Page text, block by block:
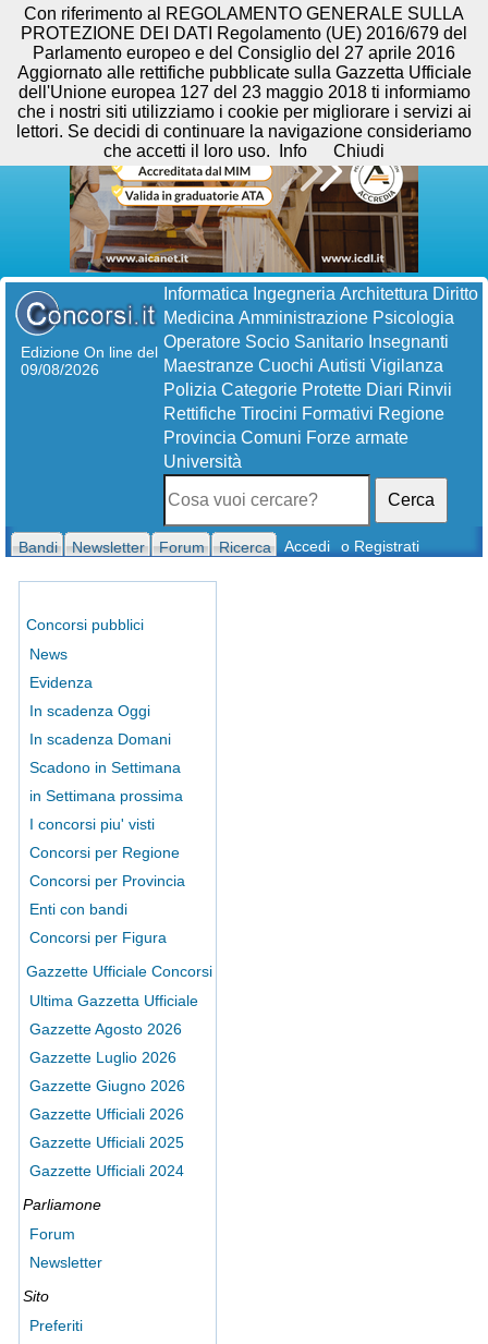
Edizione On line del
09/08/2026
Informatica Ingegneria Architettura Diritto
Medicina Amministrazione Psicologia
Operatore Socio Sanitario Insegnanti
Maestranze Cuochi Autisti Vigilanza
Polizia Categorie Protette Diari Rinvii
Rettifiche Tirocini Formativi Regione
Provincia Comuni Forze armate
Università
Cerca
Bandi Newsletter Forum Ricerca Accedi o Registrati
Concorsi pubblici
News
Evidenza
In scadenza Oggi
In scadenza Domani
Scadono in Settimana
in Settimana prossima
I concorsi piu' visti
Concorsi per Regione
Concorsi per Provincia
Enti con bandi
Concorsi per Figura
Gazzette Ufficiale Concorsi
Ultima Gazzetta Ufficiale
Gazzette Agosto 2026
Gazzette Luglio 2026
Gazzette Giugno 2026
Gazzette Ufficiali 2026
Gazzette Ufficiali 2025
Gazzette Ufficiali 2024
Parliamone
Forum
Newsletter
Sito
Preferiti
Con riferimento al REGOLAMENTO GENERALE SULLA
PROTEZIONE DEI DATI Regolamento (UE) 2016/679 del
Parlamento europeo e del Consiglio del 27 aprile 2016
Aggiornato alle rettifiche pubblicate sulla Gazzetta Ufficiale
dell'Unione europea 127 del 23 maggio 2018 ti informiamo
che i nostri siti utilizziamo i cookie per migliorare i servizi ai
lettori. Se decidi di continuare la navigazione consideriamo
che accetti il loro uso.
Info Chiudi